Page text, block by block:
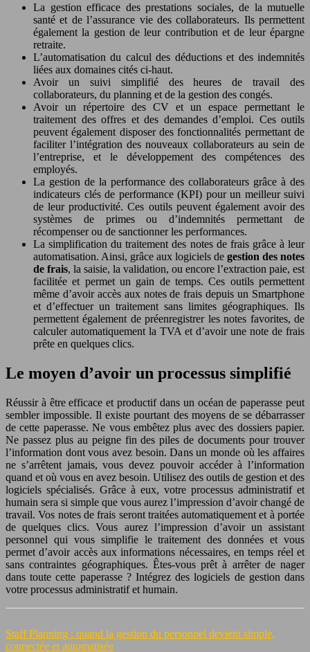
La gestion efficace des prestations sociales, de la mutuelle
santé et de l’assurance vie des collaborateurs. Ils permettent
également la gestion de leur contribution et de leur épargne
retraite.
L’automatisation du calcul des déductions et des indemnités
liées aux domaines cités ci-haut.
Avoir un suivi simplifié des heures de travail des
collaborateurs, du planning et de la gestion des congés.
Avoir un répertoire des CV et un espace permettant le
traitement des offres et des demandes d’emploi. Ces outils
peuvent également disposer des fonctionnalités permettant de
faciliter l’intégration des nouveaux collaborateurs au sein de
l’entreprise, et le développement des compétences des
employés.
La gestion de la performance des collaborateurs grâce à des
indicateurs clés de performance (KPI) pour un meilleur suivi
de leur productivité. Ces outils peuvent également avoir des
systèmes de primes ou d’indemnités permettant de
récompenser ou de sanctionner les performances.
La simplification du traitement des notes de frais grâce à leur
automatisation. Ainsi, grâce aux logiciels de gestion des notes
de frais, la saisie, la validation, ou encore l’extraction paie, est
facilitée et permet un gain de temps. Ces outils permettent
même d’avoir accès aux notes de frais depuis un Smartphone
et d’effectuer un traitement sans limites géographiques. Ils
permettent également de préenregistrer les notes favorites, de
calculer automatiquement la TVA et d’avoir une note de frais
prête en quelques clics.
Le moyen d’avoir un processus simplifié
Réussir à être efficace et productif dans un océan de paperasse peut
sembler impossible. Il existe pourtant des moyens de se débarrasser
de cette paperasse. Ne vous embêtez plus avec des dossiers papier.
Ne passez plus au peigne fin des piles de documents pour trouver
l’information dont vous avez besoin. Dans un monde où les affaires
ne s’arrêtent jamais, vous devez pouvoir accéder à l’information
quand et où vous en avez besoin. Utilisez des outils de gestion et des
logiciels spécialisés. Grâce à eux, votre processus administratif et
humain sera si simple que vous aurez l’impression d’avoir changé de
travail. Vos notes de frais seront traitées automatiquement et à portée
de quelques clics. Vous aurez l’impression d’avoir un assistant
personnel qui vous simplifie le traitement des données et vous
permet d’avoir accès aux informations nécessaires, en temps réel et
sans contraintes géographiques. Êtes-vous prêt à arrêter de nager
dans toute cette paperasse ? Intégrez des logiciels de gestion dans
votre processus administratif et humain.
Staff Planning : quand la gestion du personnel devient simple,
connectée et automatisée